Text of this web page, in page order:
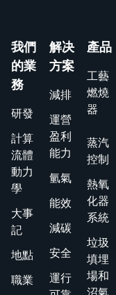
我們
的業
務
研發
計算
流體
動力
學
大事
記
地點
職業
解决
方案
減排
運營
盈利
能力
氫氣
能效
減碳
安全
運行
產品
工藝
燃燒
器
蒸汽
控制
熱氧
化器
系統
垃圾
填埋
場和